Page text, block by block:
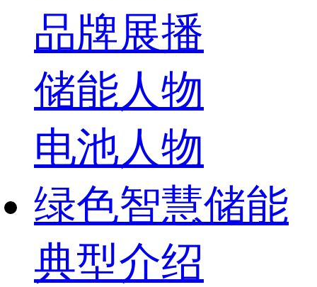
品牌展播
储能人物
电池人物
绿色智慧储能
典型介绍